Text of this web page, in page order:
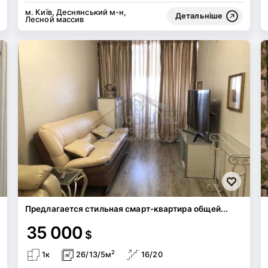
м. Київ, Деснянський м-н,
Лесной массив
Детальніше
Предлагается стильная смарт-квартира общей...
35 000 $
1к 26/13/5м2 16/20